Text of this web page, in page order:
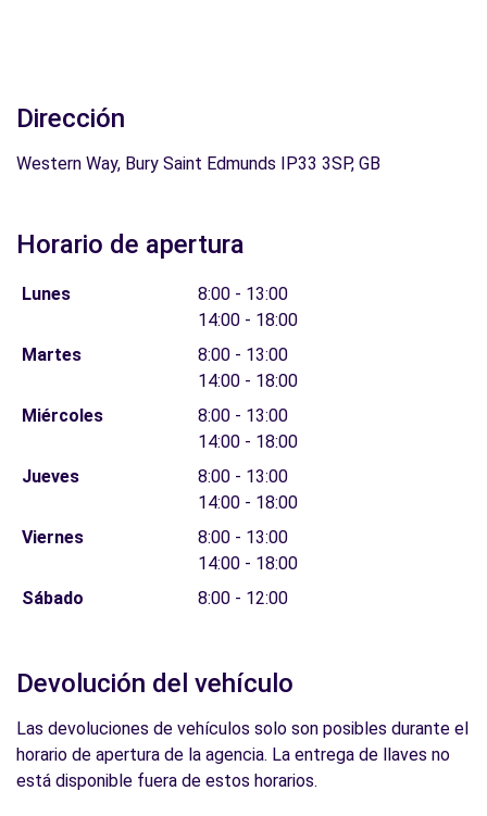
Dirección
Western Way, Bury Saint Edmunds IP33 3SP, GB
Horario de apertura
Lunes
8:00 - 13:00
14:00 - 18:00
Martes
8:00 - 13:00
14:00 - 18:00
Miércoles
8:00 - 13:00
14:00 - 18:00
Jueves
8:00 - 13:00
14:00 - 18:00
Viernes
8:00 - 13:00
14:00 - 18:00
Sábado
8:00 - 12:00
Devolución del vehículo
Las devoluciones de vehículos solo son posibles durante el
horario de apertura de la agencia. La entrega de llaves no
está disponible fuera de estos horarios.